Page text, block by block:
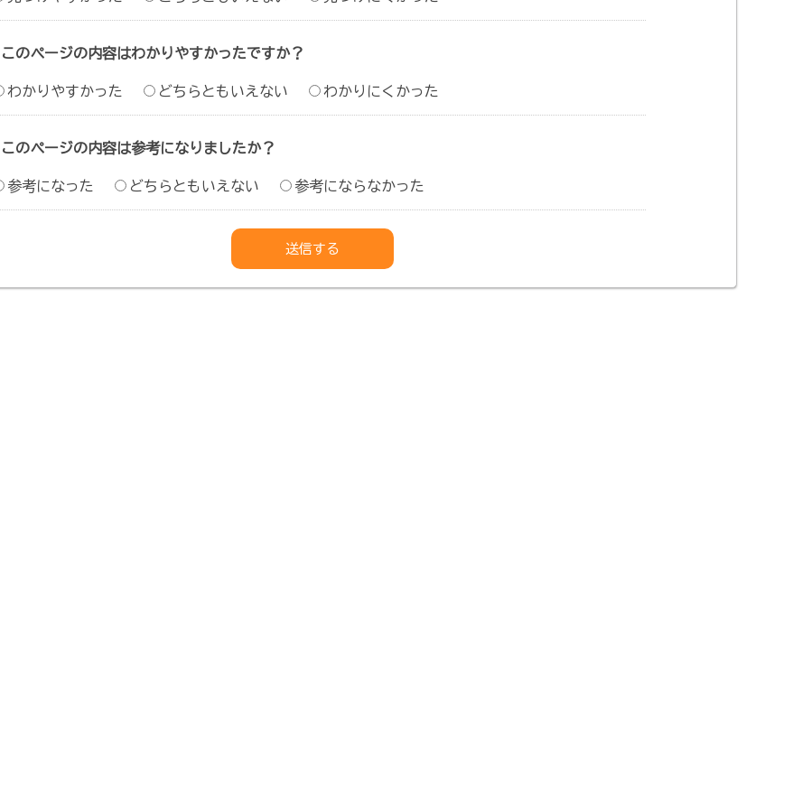
このページの内容はわかりやすかったですか？
わかりやすかった どちらともいえない わかりにくかった
このページの内容は参考になりましたか？
参考になった どちらともいえない 参考にならなかった